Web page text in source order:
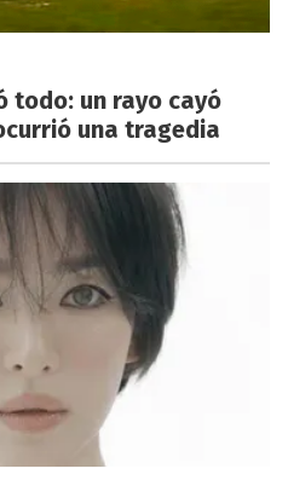
todo: un rayo cayó
una tragedia